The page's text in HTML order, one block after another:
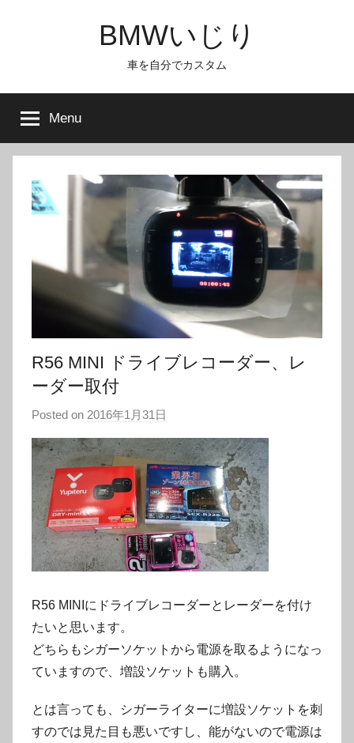
BMWいじり
車を自分でカスタム
Menu
R56 MINI ドライブレコーダー、レ
ーダー取付
Posted on 2016年1月31日
y
a
d
m
i
n
3
8
R56 MINIにドライブレコーダーとレーダーを付け
たいと思います。
どちらもシガーソケットから電源を取るようになっ
ていますので、増設ソケットも購入。
とは言っても、シガーライターに増設ソケットを刺
すのでは見た目も悪いですし、能がないので電源は